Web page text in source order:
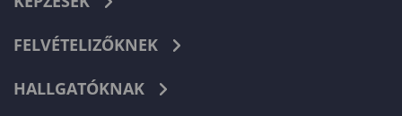
FELVÉTELIZŐKNEK
HALLGATÓKNAK